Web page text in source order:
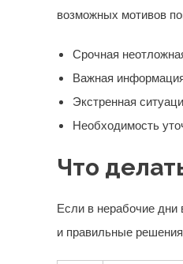
возможных мотивов
Срочная
Важная
Экстренная
Необходимость
Что
Если в нерабочие дни
и правильные